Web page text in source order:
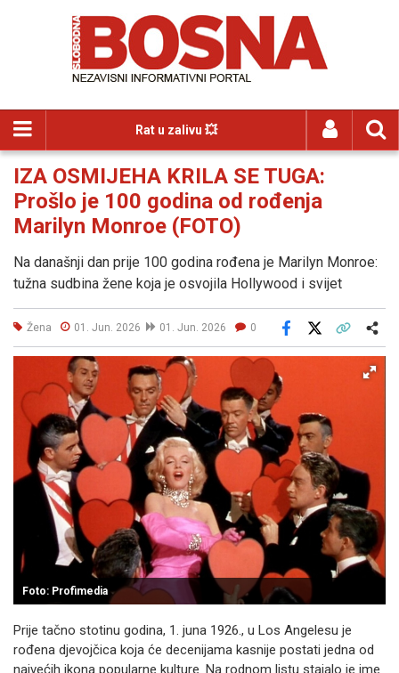
Rat u zalivu 💥
IZA OSMIJEHA KRILA SE TUGA:
Prošlo je 100 godina od rođenja
Marilyn Monroe (FOTO)
Na današnji dan prije 100 godina rođena je Marilyn Monroe:
tužna sudbina žene koja je osvojila Hollywood i svijet
Žena 01. Jun. 2026 01. Jun. 2026 0
Facebook
Foto: Profimedia
Prije tačno stotinu godina, 1. juna 1926., u Los Angelesu je
rođena djevojčica koja će decenijama kasnije postati jedna od
najvećih ikona popularne kulture. Na rodnom listu stajalo je ime